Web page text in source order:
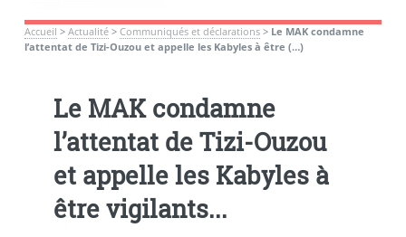
Accueil > Actualité> Communiqués et déclarations> Le MAK condamne
l’attentat de Tizi-Ouzou et appelle les Kabyles à être (…)
Le MAK condamne
l’attentat de Tizi-Ouzou
et appelle les Kabyles à
être vigilants...